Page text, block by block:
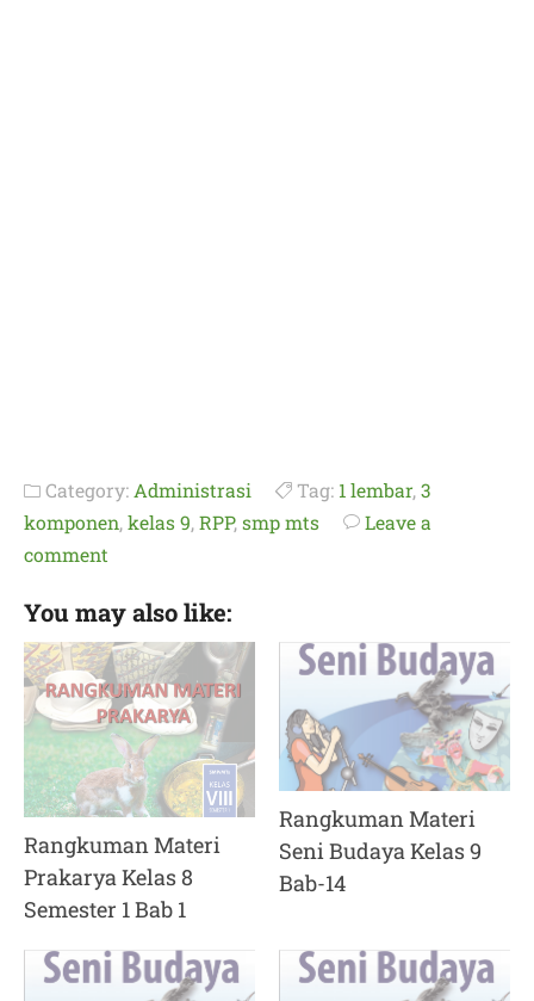
Category: Administrasi Tag: 1 lembar,3
komponen,kelas 9,RPP,smp mts
Leave a
comment
You may also like:
Rangkuman Materi
Prakarya Kelas 8
Semester 1 Bab 1
Rangkuman Materi
Seni Budaya Kelas 9
Bab-14